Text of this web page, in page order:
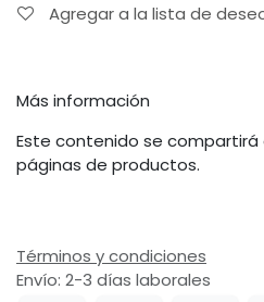
Agregar a la lista de
Más información
Este contenido se
páginas de productos.
Términos y condiciones
Envío: 2-3 días laborales